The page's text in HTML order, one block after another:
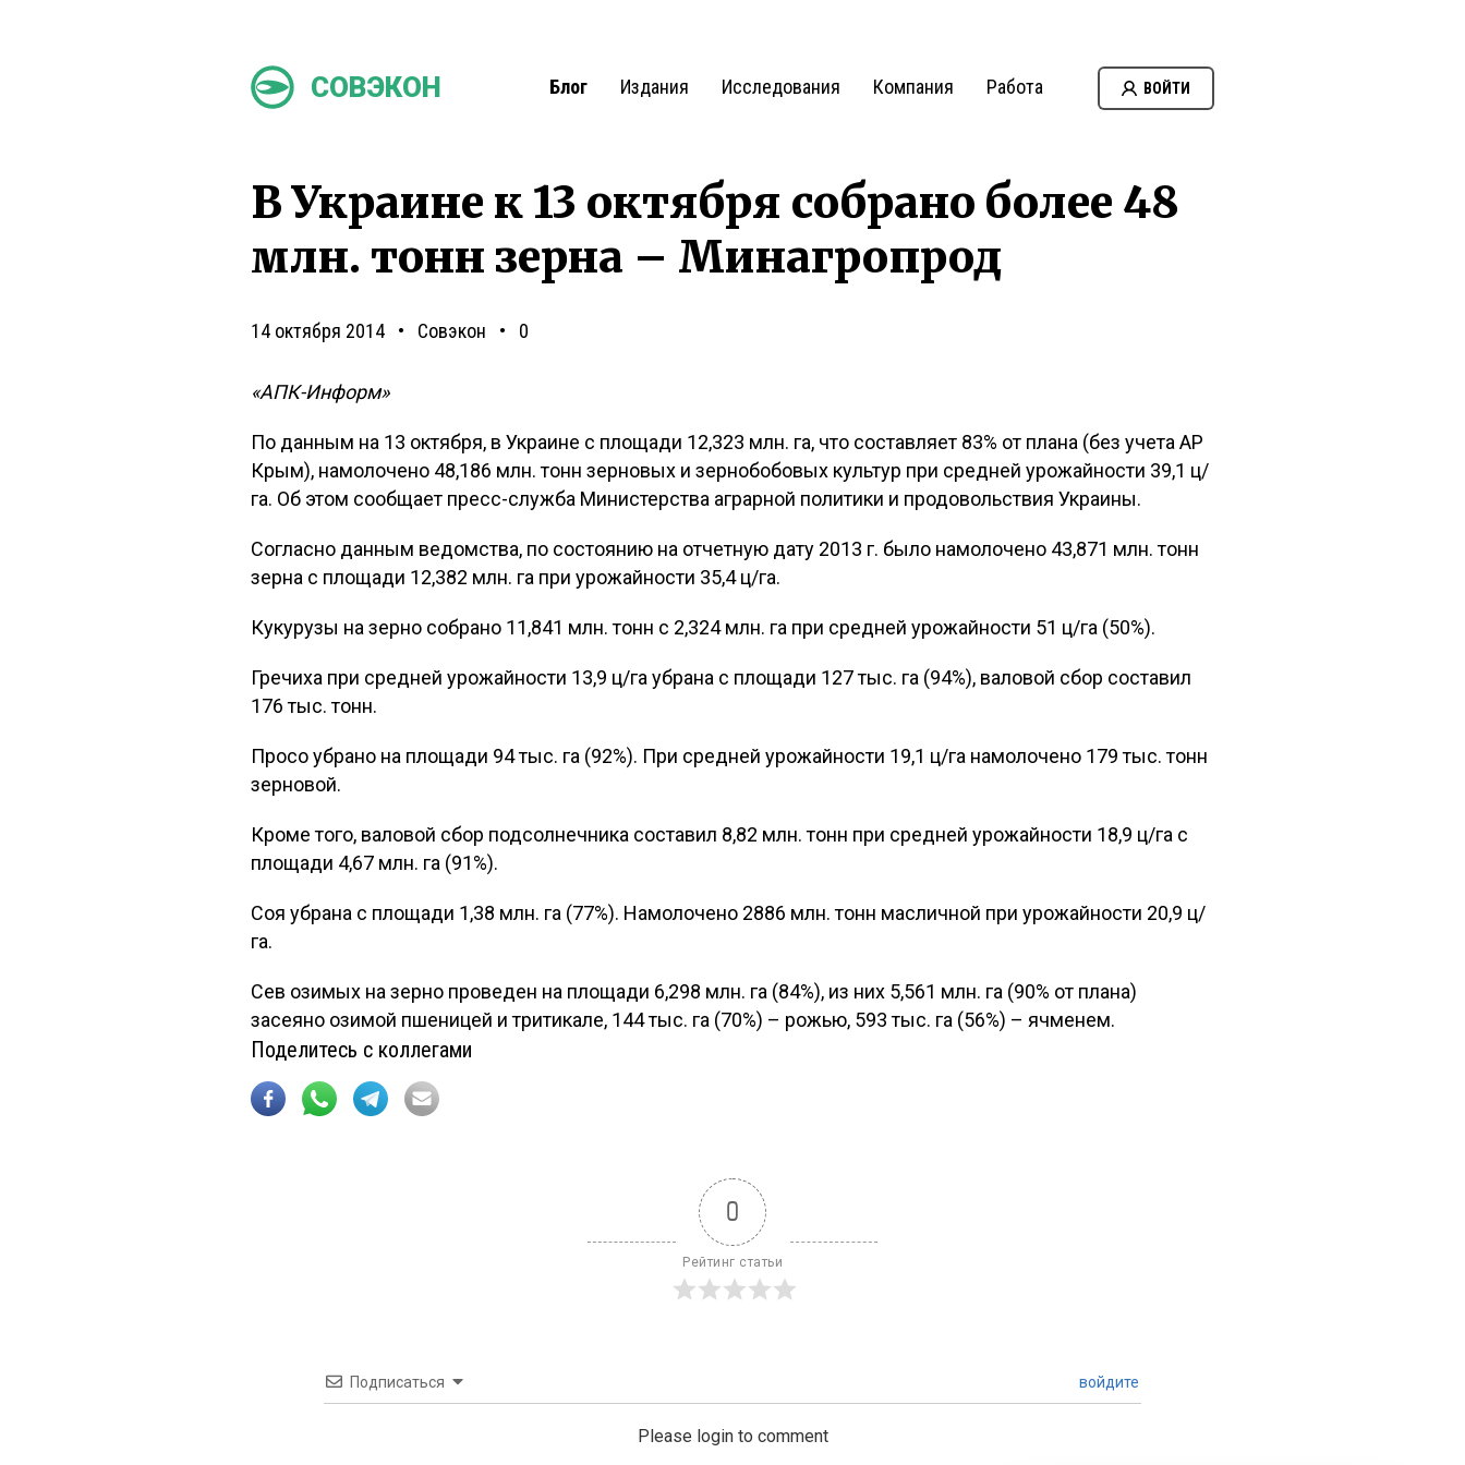
СОВЭКОН Блог Издания Исследования Компания Работа ВОЙТИ
В Украине к 13 октября собрано более 48
млн. тонн зерна – Минагропрод
14 октября 2014 Совэкон 0
«АПК-Информ»
По данным на 13 октября, в Украине с площади 12,323 млн. га, что составляет 83% от плана (без учета АР
Крым), намолочено 48,186 млн. тонн зерновых и зернобобовых культур при средней урожайности 39,1 ц/
га. Об этом сообщает пресс-служба Министерства аграрной политики и продовольствия Украины.
Согласно данным ведомства, по состоянию на отчетную дату 2013 г. было намолочено 43,871 млн. тонн
зерна с площади 12,382 млн. га при урожайности 35,4 ц/га.
Кукурузы на зерно собрано 11,841 млн. тонн с 2,324 млн. га при средней урожайности 51 ц/га (50%).
Гречиха при средней урожайности 13,9 ц/га убрана с площади 127 тыс. га (94%), валовой сбор составил
176 тыс. тонн.
Просо убрано на площади 94 тыс. га (92%). При средней урожайности 19,1 ц/га намолочено 179 тыс. тонн
зерновой.
Кроме того, валовой сбор подсолнечника составил 8,82 млн. тонн при средней урожайности 18,9 ц/га с
площади 4,67 млн. га (91%).
Соя убрана с площади 1,38 млн. га (77%). Намолочено 2886 млн. тонн масличной при урожайности 20,9 ц/
га.
Сев озимых на зерно проведен на площади 6,298 млн. га (84%), из них 5,561 млн. га (90% от плана)
засеяно озимой пшеницей и тритикале, 144 тыс. га (70%) – рожью, 593 тыс. га (56%) – ячменем.
Поделитесь с коллегами
0
Рейтинг статьи
Подписаться войдите
Please login to comment